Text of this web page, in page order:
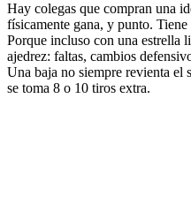
Hay colegas que compran una
físicamente gana, y punto.
Porque incluso con una estrella
ajedrez: faltas, cambios
Una baja no siempre revienta el
se toma 8 o 10 tiros extra.